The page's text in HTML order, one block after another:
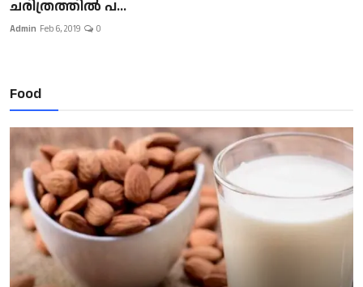
ചരിത്രത്തിൽ പ...
Admin Feb 6, 2019 0
Food